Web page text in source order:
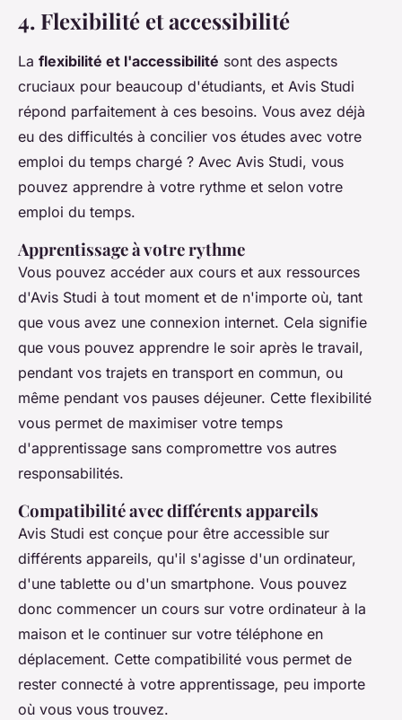
4. Flexibilité et accessibilité
La flexibilité et l'accessibilité sont des aspects
cruciaux pour beaucoup d'étudiants, et Avis Studi
répond parfaitement à ces besoins. Vous avez déjà
eu des difficultés à concilier vos études avec votre
emploi du temps chargé ? Avec Avis Studi, vous
pouvez apprendre à votre rythme et selon votre
emploi du temps.
Apprentissage à votre rythme
Vous pouvez accéder aux cours et aux ressources
d'Avis Studi à tout moment et de n'importe où, tant
que vous avez une connexion internet. Cela signifie
que vous pouvez apprendre le soir après le travail,
pendant vos trajets en transport en commun, ou
même pendant vos pauses déjeuner. Cette flexibilité
vous permet de maximiser votre temps
d'apprentissage sans compromettre vos autres
responsabilités.
Compatibilité avec différents appareils
Avis Studi est conçue pour être accessible sur
différents appareils, qu'il s'agisse d'un ordinateur,
d'une tablette ou d'un smartphone. Vous pouvez
donc commencer un cours sur votre ordinateur à la
maison et le continuer sur votre téléphone en
déplacement. Cette compatibilité vous permet de
rester connecté à votre apprentissage, peu importe
où vous vous trouvez.